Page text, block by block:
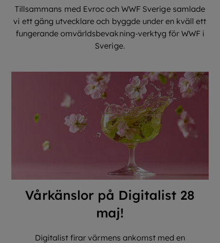
Tillsammans med Evroc och WWF Sverige samlade
vi ett gäng utvecklare och byggde under en kväll ett
fungerande omvärldsbevakning-verktyg för WWF i
Sverige.
Vårkänslor på Digitalist 28
maj!
Digitalist firar värmens ankomst med en